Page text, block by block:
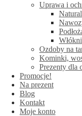
Uprawa i
Ozdoby na
Kominki,
Prezenty dla
Promocje!
Na prezent
Blog
Kontakt
Moje konto